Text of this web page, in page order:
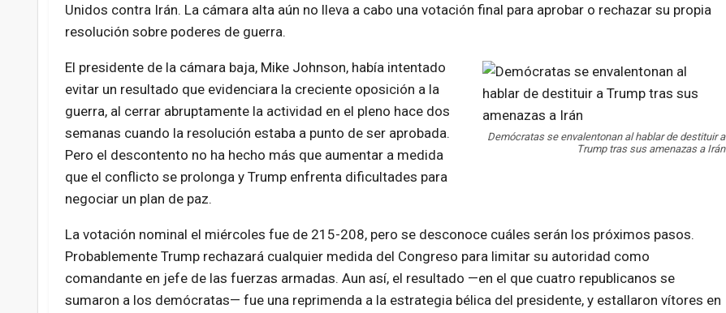
Unidos contra Irán. La cámara alta aún no lleva a cabo una votación final para aprobar o rechazar su propia
resolución sobre poderes de guerra.
Demócratas se envalentonan al hablar de destituir a
Trump tras sus amenazas a Irán
El presidente de la cámara baja, Mike Johnson, había intentado
evitar un resultado que evidenciara la creciente oposición a la
guerra, al cerrar abruptamente la actividad en el pleno hace dos
semanas cuando la resolución estaba a punto de ser aprobada.
Pero el descontento no ha hecho más que aumentar a medida
que el conflicto se prolonga y Trump enfrenta dificultades para
negociar un plan de paz.
La votación nominal el miércoles fue de 215-208, pero se desconoce cuáles serán los próximos pasos.
Probablemente Trump rechazará cualquier medida del Congreso para limitar su autoridad como
comandante en jefe de las fuerzas armadas. Aun así, el resultado —en el que cuatro republicanos se
sumaron a los demócratas— fue una reprimenda a la estrategia bélica del presidente, y estallaron vítores en